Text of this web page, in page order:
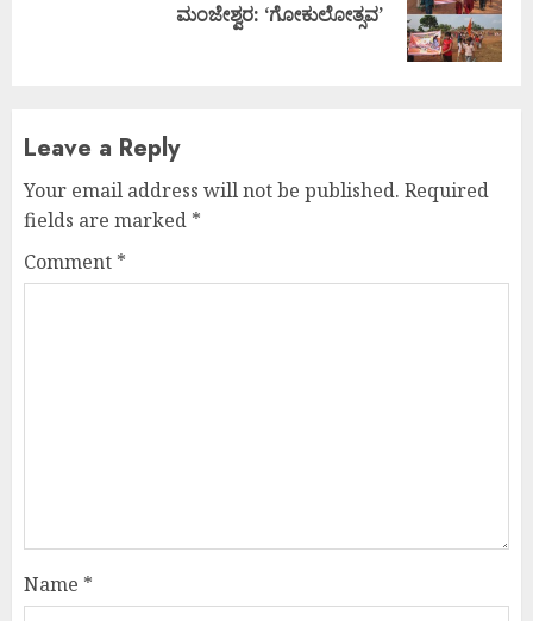
ಮಂಜೇಶ್ವರ: ‘ಗೋಕುಲೋತ್ಸವ’
Leave a Reply
Your email address will not be published. Required
fields are marked *
Comment *
Name *